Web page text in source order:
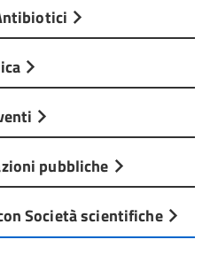
pubbliche
Società scientifiche